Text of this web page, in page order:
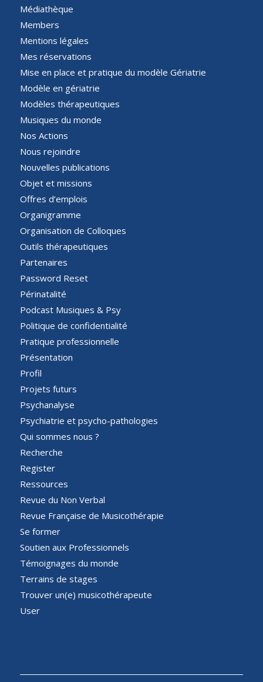
Médiathèque
Members
Mentions légales
Mes réservations
Mise en place et pratique du modèle Gériatrie
Modèle en gériatrie
Modèles thérapeutiques
Musiques du monde
Nos Actions
Nous rejoindre
Nouvelles publications
Objet et missions
Offres d’emplois
Organigramme
Organisation de Colloques
Outils thérapeutiques
Partenaires
Password Reset
Périnatalité
Podcast Musiques & Psy
Politique de confidentialité
Pratique professionnelle
Présentation
Profil
Projets futurs
Psychanalyse
Psychiatrie et psycho-pathologies
Qui sommes nous ?
Recherche
Register
Ressources
Revue du Non Verbal
Revue Française de Musicothérapie
Se former
Soutien aux Professionnels
Témoignages du monde
Terrains de stages
Trouver un(e) musicothérapeute
User